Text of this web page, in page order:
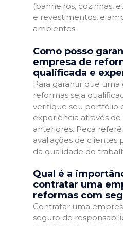
(banheiros, cozinhas,
e revestimentos, e
ambientes.
Como posso
empresa de
qualificada e
Para garantir que
reformas seja
verifique seu portfólio
experiência através
anteriores. Peça
avaliações de clientes
da qualidade do
Qual é a
contratar uma
reformas com
Contratar uma
seguro de